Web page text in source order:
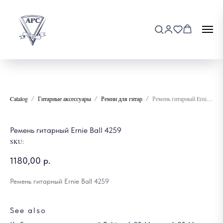
Catalog Гитарные аксессуары Ремни для гитар
Ремень гитарный Ernie Ball 4259
SKU:
1180,00 р.
Ремень гитарный Ernie Ball 4259
See also